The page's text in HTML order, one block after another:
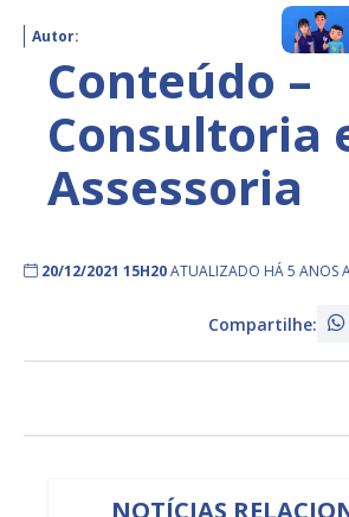
Autor:
Conteúdo –
Consultoria
Assessoria
20/12/2021 15H20ATUALIZADO HÁ 5 ANOS
Compartilhe:
NOTÍCIAS